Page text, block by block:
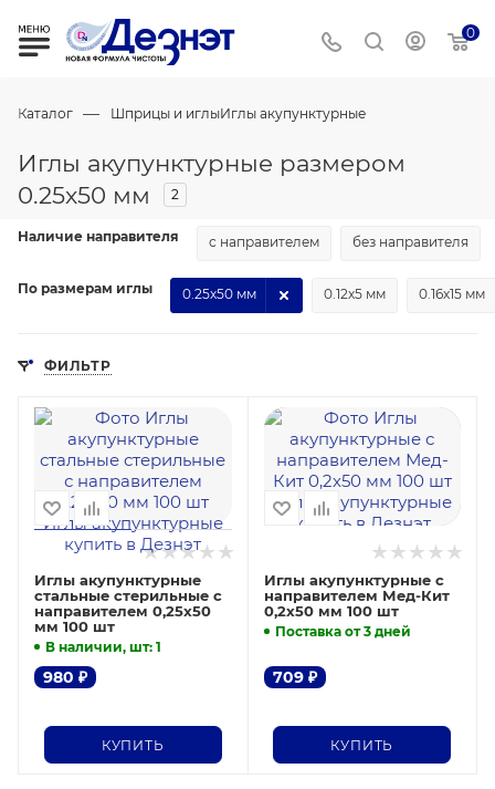
0
Каталог — Шприцы и иглыИглы акупунктурные
Иглы акупунктурные размером
0.25х50 мм
2
Наличие направителя с направителем без направителя
По размерам иглы 0.12х5 мм 0.16х15 мм
0.25х50 мм
ФИЛЬТР
Иглы акупунктурные
стальные стерильные с
направителем 0,25х50
мм 100 шт
В наличии, шт: 1
980 ₽
КУПИТЬ
Иглы акупунктурные с
направителем Мед-Кит
0,2х50 мм 100 шт
Поставка от 3 дней
709₽
КУПИТЬ